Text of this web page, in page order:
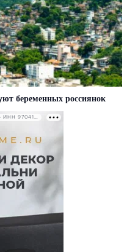
беременных россиянок
РЕКЛАМА • ООО «ДРУЖБА» ИНН 9704146411